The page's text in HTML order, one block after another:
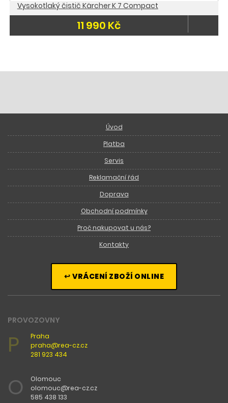
Vysokotlaký čistič Kärcher K 7 Compact
11 990 Kč
Úvod
Platba
Servis
Reklamační řád
Doprava
Obchodní podmínky
Proč nakupovat u nás?
Kontakty
↩ VRÁCENÍ ZBOŽÍ ONLINE
PROVOZOVNY
P
Praha
praha@rea-cz.cz
281 923 434
O
Olomouc
olomouc@rea-cz.cz
585 438 133